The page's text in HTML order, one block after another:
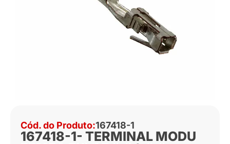
Cód. do Produto:167418-1
167418-1- TERMINAL MODU